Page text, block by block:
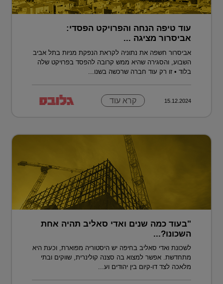
עוד טיפה הנחה והפרויקט הפסדי:
אביסרור מציגה ...
אביסרור חשפה את נתוניה לקראת הנפקת מניות בתל אביב
השבוע, והסגירה שהיא ממש קרובה להפסד בפרויקט שלה
בלוד • זו רק עוד חברה שרכשה בשנו...
15.12.2024 קרא עוד
"בעוד כמה שנים ואדי סאליב תהיה אחת
השכונו?...
לשכונת ואדי סאליב בחיפה יש היסטוריה מפוארת, וכעת היא
מתחדשת. אפשר למצוא בה סצנה קולינרית, שווקים ובתי
מלאכה לצד דו-קיום בין יהודים וע...